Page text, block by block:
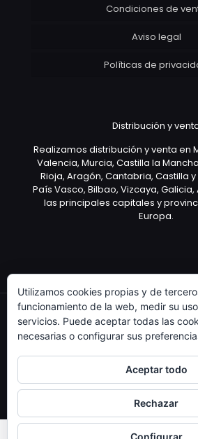
Condiciones de
Aviso legal
Políticas de
Distribución y
Realizamos distribución y venta en
Valencia, Murcia, Castilla la
Rioja, Aragón, Cantabria, Castilla
País Vasco, Bilbao, Vizcaya,
las principales capitales y
Europa.
Utilizamos cookies propias y de
funcionamiento de la web, medir su
servicios. Puede aceptar todas las
necesarias o configurar sus
Aceptar todo
Rechazar
Configurar